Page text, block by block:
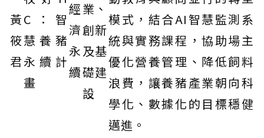
黃
筱
君
C：智
慧養豬
永續計
畫
經
濟
永
續
業、
創新
及基
礎建
設
模式，結合AI智慧監測系
統與實務課程，協助場主
優化營養管理、降低飼料
浪費，讓養豬產業朝向科
學化、數據化的目標穩健
邁進。